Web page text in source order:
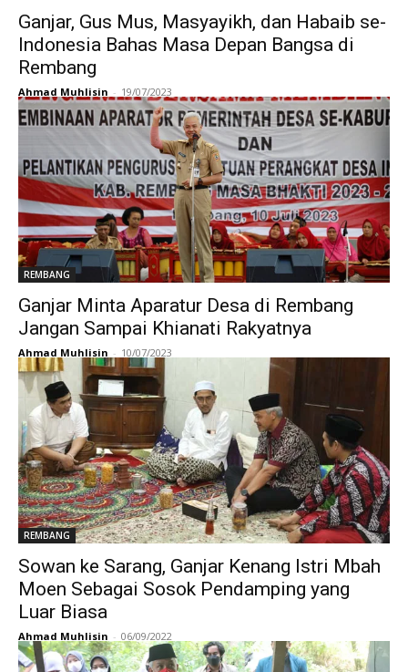
Ganjar, Gus Mus, Masyayikh, dan Habaib se-
Indonesia Bahas Masa Depan Bangsa di
Rembang
Ahmad Muhlisin - 19/07/2023
REMBANG
Ganjar Minta Aparatur Desa di Rembang
Jangan Sampai Khianati Rakyatnya
Ahmad Muhlisin - 10/07/2023
REMBANG
Sowan ke Sarang, Ganjar Kenang Istri Mbah
Moen Sebagai Sosok Pendamping yang
Luar Biasa
Ahmad Muhlisin - 06/09/2022